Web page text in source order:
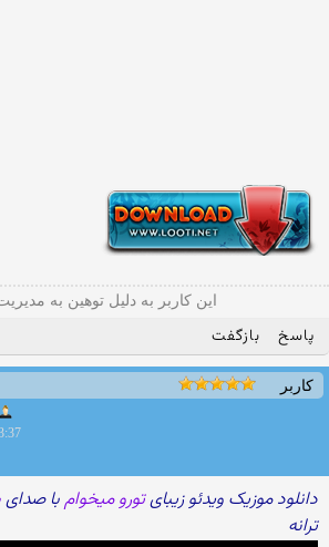
این کاربر به دلیل توهین به
پاسخ بازگفت
کاربر
دانلود موزیک ویدئو زیبایتورو میخوامبا صدای
ترانه